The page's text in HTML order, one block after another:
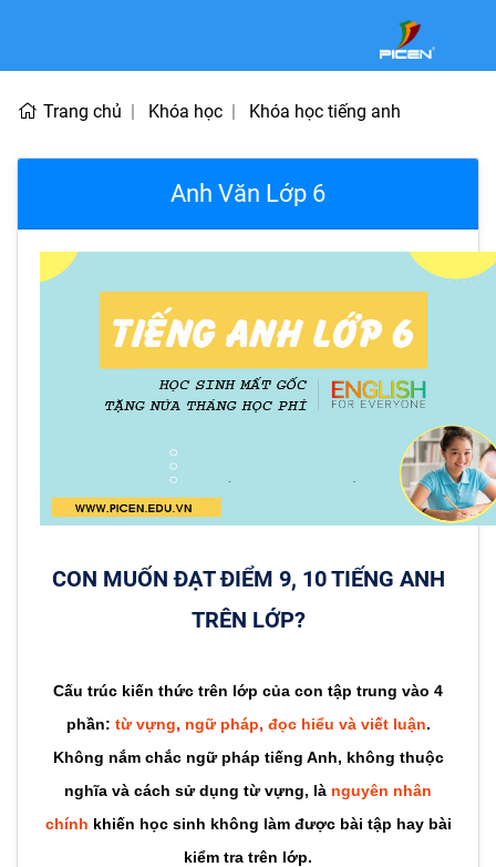
Trang chủ Khóa học Khóa học tiếng anh
Anh Văn Lớp 6
CON MUỐN ĐẠT ĐIỂM 9, 10 TIẾNG ANH
TRÊN LỚP?
Cấu trúc kiến thức trên lớp của con tập trung vào 4
phần: từ vựng, ngữ pháp, đọc hiểu và viết luận.
Không nắm chắc ngữ pháp tiếng Anh, không thuộc
nghĩa và cách sử dụng từ vựng, là nguyên nhân
chính khiến học sinh không làm được bài tập hay bài
kiểm tra trên lớp.